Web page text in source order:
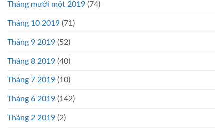
Tháng mười một 2019 (74)
Tháng 10 2019 (71)
Tháng 9 2019 (52)
Tháng 8 2019 (40)
Tháng 7 2019 (10)
Tháng 6 2019 (142)
Tháng 2 2019 (2)